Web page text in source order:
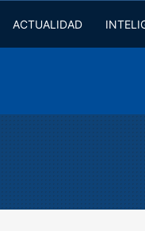
ACTUALIDAD